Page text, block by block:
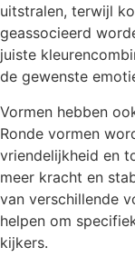
uitstralen, terwijl
geassocieerd
juiste
de gewenste
Vormen hebben
Ronde vormen
vriendelijkheid en
meer kracht en
van verschillende
helpen om
kijkers.